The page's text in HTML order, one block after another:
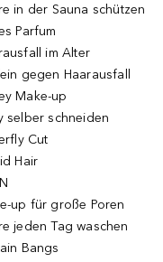
in der Sauna schützen
Parfum
im Alter
gegen Haarausfall
Make-up
selber schneiden
Cut
Hair
up für große Poren
jeden Tag waschen
Bangs